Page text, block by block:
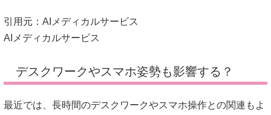
引用元：AIメディカルサービス
AIメディカルサービス
デスクワークやスマホ姿勢も影響する？
最近では、長時間のデスクワークやスマホ操作との関連もよ